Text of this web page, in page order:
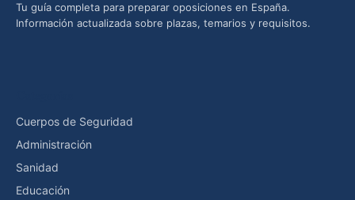
Tu guía completa para preparar oposiciones en España.
Información actualizada sobre plazas, temarios y requisitos.
Cuerpos de Seguridad
Administración
Sanidad
Educación